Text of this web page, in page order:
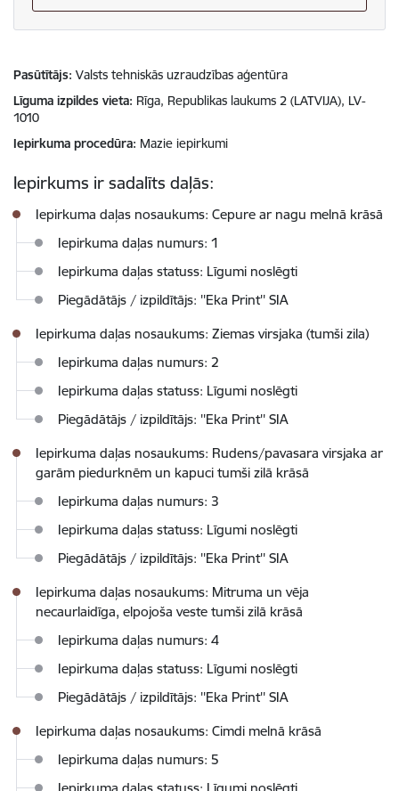
Pasūtītājs Valsts tehniskās uzraudzības aģentūra
Līguma izpildes vieta Rīga, Republikas laukums 2 (LATVIJA), LV-
1010
Iepirkuma procedūra Mazie iepirkumi
Iepirkums ir sadalīts daļās:
Iepirkuma daļas nosaukums: Cepure ar nagu melnā krāsā
Iepirkuma daļas numurs: 1
Iepirkuma daļas statuss: Līgumi noslēgti
Piegādātājs / izpildītājs: ''Eka Print'' SIA
Iepirkuma daļas nosaukums: Ziemas virsjaka (tumši zila)
Iepirkuma daļas numurs: 2
Iepirkuma daļas statuss: Līgumi noslēgti
Piegādātājs / izpildītājs: ''Eka Print'' SIA
Iepirkuma daļas nosaukums: Rudens/pavasara virsjaka ar
garām piedurknēm un kapuci tumši zilā krāsā
Iepirkuma daļas numurs: 3
Iepirkuma daļas statuss: Līgumi noslēgti
Piegādātājs / izpildītājs: ''Eka Print'' SIA
Iepirkuma daļas nosaukums: Mitruma un vēja
necaurlaidīga, elpojoša veste tumši zilā krāsā
Iepirkuma daļas numurs: 4
Iepirkuma daļas statuss: Līgumi noslēgti
Piegādātājs / izpildītājs: ''Eka Print'' SIA
Iepirkuma daļas nosaukums: Cimdi melnā krāsā
Iepirkuma daļas numurs: 5